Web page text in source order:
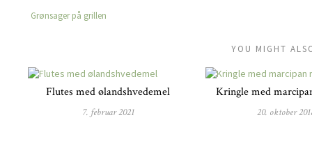
Grønsager på grillen
YOU MIGHT
Flutes med ølandshvedemel
7. februar 2021
Kringle med
20. oktober